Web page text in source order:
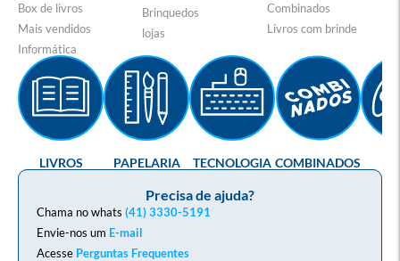
Box de livros
Mais vendidos
Informática
Brinquedos
lojas
Combinados
Livros com brinde
Precisa de ajuda?
Chama no whats (41) 3330-5191
Envie-nos um E-mail
Acesse Perguntas Frequentes
LIVROS PAPELARIA TECNOLOGIA COMBINADOS